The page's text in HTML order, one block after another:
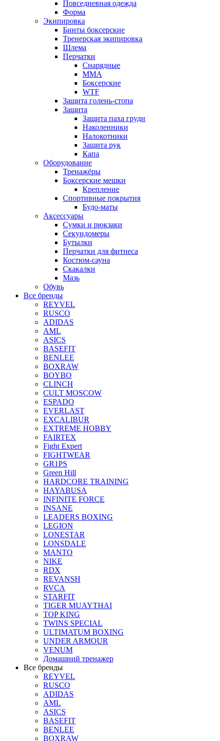
Повседневная одежда
Форма
Экипировка
Бинты боксерские
Тренерская экипировка
Шлема
Перчатки
Снарядные
ММА
Боксерские
WTF
Защита голень-стопа
Защита
Защита паха груди
Наколенники
Налокотники
Защита рук
Капа
Оборудование
Тренажёры
Боксерские мешки
Крепление
Спортивные покрытия
Будо-маты
Аксессуары
Сумки и рюкзаки
Секундомеры
Бутылки
Перчатки для фитнеса
Костюм-сауна
Скакалки
Мазь
Обувь
Все бренды
REYVEL
RUSCO
ADIDAS
AML
ASICS
BASEFIT
BENLEE
BOXRAW
BOYBO
CLINCH
CULT MOSCOW
ESPADO
EVERLAST
EXCALIBUR
EXTREME HOBBY
FAIRTEX
Fight Expert
FIGHTWEAR
GR1PS
Green Hill
HARDCORE TRAINING
HAYABUSA
INFINITE FORCE
INSANE
LEADERS BOXING
LEGION
LONESTAR
LONSDALE
MANTO
NIKE
RDX
REVANSH
RVCA
STARFIT
TIGER MUAYTHAI
TOP KING
TWINS SPECIAL
ULTIMATUM BOXING
UNDER ARMOUR
VENUM
Домашний тренажер
Все бренды
REYVEL
RUSCO
ADIDAS
AML
ASICS
BASEFIT
BENLEE
BOXRAW